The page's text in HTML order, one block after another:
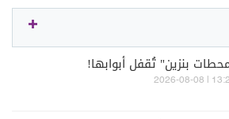
بنزين" تُقفل أبوابها!
13:20 |